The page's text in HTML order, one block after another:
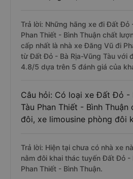
Trả lời: Những hãng xe đi Đất Đỏ
Phan Thiết - Bình Thuận chất
cấp nhất là nhà xe Đăng Vũ đi
từ Đất Đỏ - Bà Rịa-Vũng Tàu với
4.8/5 dựa trên 5 đánh giá của
Câu hỏi: Có loại xe Đất Đỏ -
Tàu Phan Thiết - Bình Thuận
đôi, xe limousine phòng đôi
Trả lời: Hiện tại chưa có nhà xe
nằm đôi khai thác tuyến Đất Đỏ -
Phan Thiết - Bình Thuận.